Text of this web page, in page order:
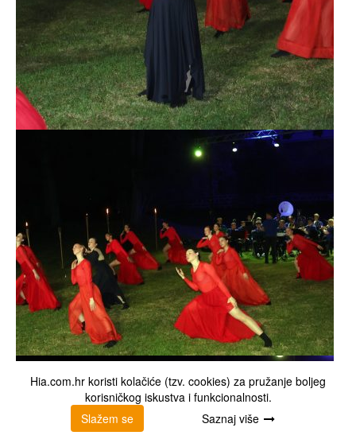
Hia.com.hr koristi kolačiće (tzv. cookies) za pružanje boljeg
korisničkog iskustva i funkcionalnosti.
Slažem se
Saznaj više